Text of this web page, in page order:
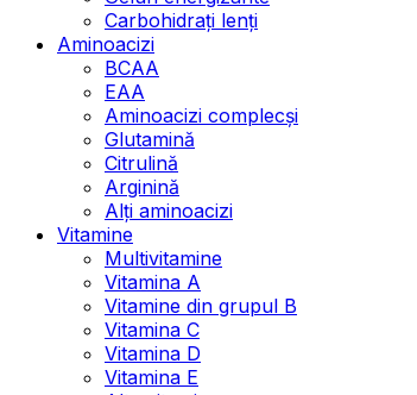
Carbohidrați lenți
Aminoacizi
BCAA
EAA
Aminoacizi complecși
Glutamină
Citrulină
Arginină
Alți aminoacizi
Vitamine
Multivitamine
Vitamina A
Vitamine din grupul B
Vitamina C
Vitamina D
Vitamina E